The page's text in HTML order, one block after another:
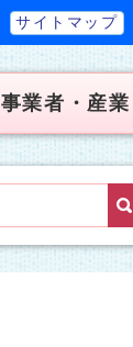
サイトマップ
事業者・産業